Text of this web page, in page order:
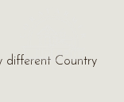
different Country